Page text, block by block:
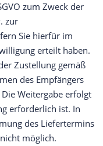
zum Zweck der
zur
Sie hierfür im
erteilt haben.
Zustellung gemäß
des Empfängers
Weitergabe erfolgt
erforderlich ist. In
des Liefertermins
möglich.